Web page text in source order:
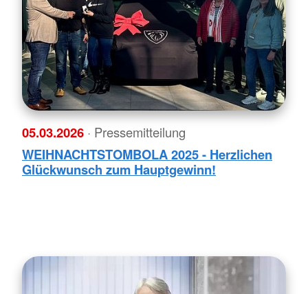
05.03.2026 · Pressemitteilung
WEIHNACHTSTOMBOLA 2025 - Herzlichen
Glückwunsch zum Hauptgewinn!